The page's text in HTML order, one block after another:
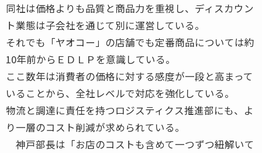
同社は価格よりも品質と商品力を重視し、ディスカウン
ト業態は子会社を通じて別に運営している。
それでも「ヤオコー」の店舗でも定番商品については約
10年前からＥＤＬＰを意識している。
ここ数年は消費者の価格に対する感度が一段と高まって
いることから、全社レベルで対応を強化している。
物流と調達に責任を持つロジスティクス推進部にも、よ
り一層のコスト削減が求められている。
神戸部長は「お店のコストも含めて一つずつ紐解いて